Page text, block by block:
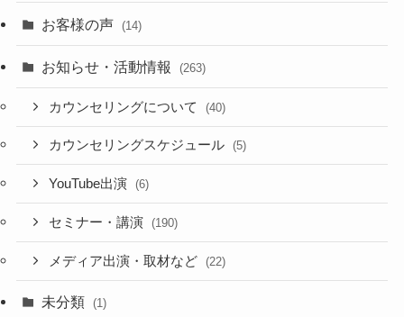
お客様の声 (14)
お知らせ・活動情報 (263)
カウンセリングについて (40)
カウンセリングスケジュール (5)
YouTube出演 (6)
セミナー・講演 (190)
メディア出演・取材など (22)
未分類 (1)